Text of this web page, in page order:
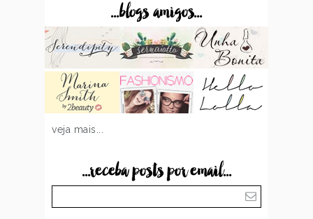
...blogs amigos...
veja mais...
...receba posts por email...